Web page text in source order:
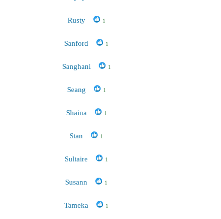
Rusty 1
Sanford 1
Sanghani 1
Seang 1
Shaina 1
Stan 1
Sultaire 1
Susann 1
Tameka 1